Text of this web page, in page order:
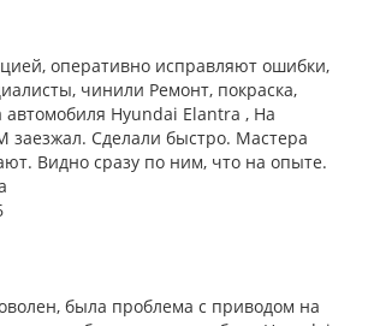
оперативно исправляют ошибки,
чинили Ремонт, покраска,
Hyundai Elantra , На
заезжал. Сделали быстро. Мастера
Видно сразу по ним, что на опыте.
была проблема с приводом на